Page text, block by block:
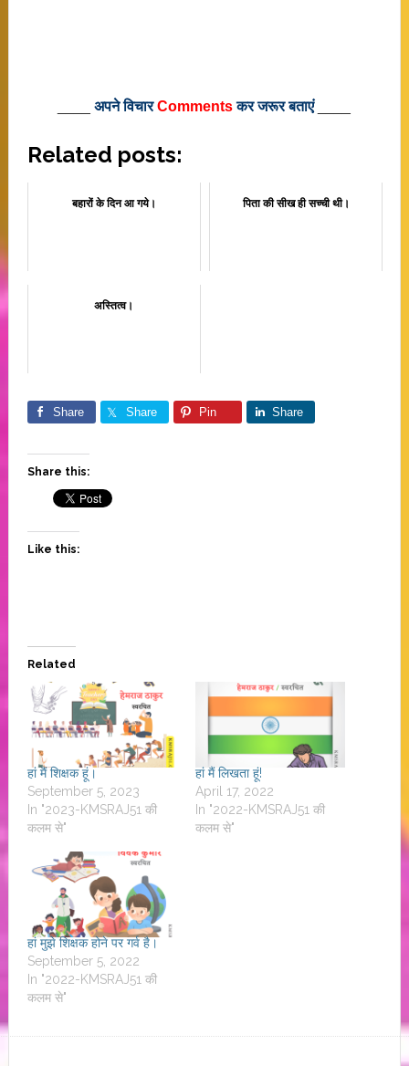
____अपने विचारCommentsकर जरूर बताएं____
Related posts:
बहारों के दिन आ गये। पिता की सीख ही सच्ची थी।
अस्तित्व।
Share Share Pin Share
Share this:
Like this:
Related
हां मैं शिक्षक हूं।
September 5, 2023
In "2023-KMSRAJ51 की
कलम से"
हां मैं लिखता हूं!
April 17, 2022
In "2022-KMSRAJ51 की
कलम से"
हां मुझे शिक्षक होने पर गर्व है।
September 5, 2022
In "2022-KMSRAJ51 की
कलम से"